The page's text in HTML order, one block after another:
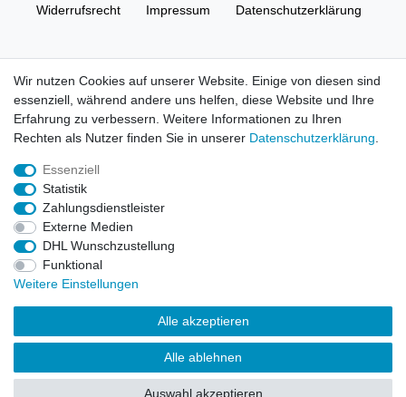
Widerrufs­recht Impressum Daten­schutz­erklärung
© Copyright 2026 | Alle Rechte vorbehalten. HL-
Handelsgesellschaft mbH.
Alle Markennamen, Warenzeichen sowie sämtliche Produktbilder
und Beschreibungen sind Eigentum Ihrer rechtmäßigen
Eigentümer und dienen hier nur der Beschreibung.
Preise nur für registrierte Händler, ansonsten zeigt der Shop 0,00
€
LEGO, das LEGO Logo, die Minifigur, DUPLO, LEGENDS OF
CHIMA, NINJAGO, BIONICLE, MINDSTORMS und MIXELS sind
urheberrechtlich geschützte Markenzeichen der LEGO Gruppe.
Wir nutzen Cookies auf unserer Website. Einige von diesen sind
essenziell, während andere uns helfen, diese Website und Ihre
Erfahrung zu verbessern. Weitere Informationen zu Ihren
Rechten als Nutzer finden Sie in unserer Daten­schutz­erklärung
Essenziell
Statistik
Zahlungsdienstleister
Externe Medien
DHL Wunschzustellung
Funktional
Weitere Einstellungen
Alle akzeptieren
Alle ablehnen
Auswahl akzeptieren